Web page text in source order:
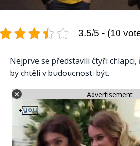
3.5/5 - (10
Nejprve se představili čtyři chlapci,
by chtěli v budoucnosti být.
Advertisement